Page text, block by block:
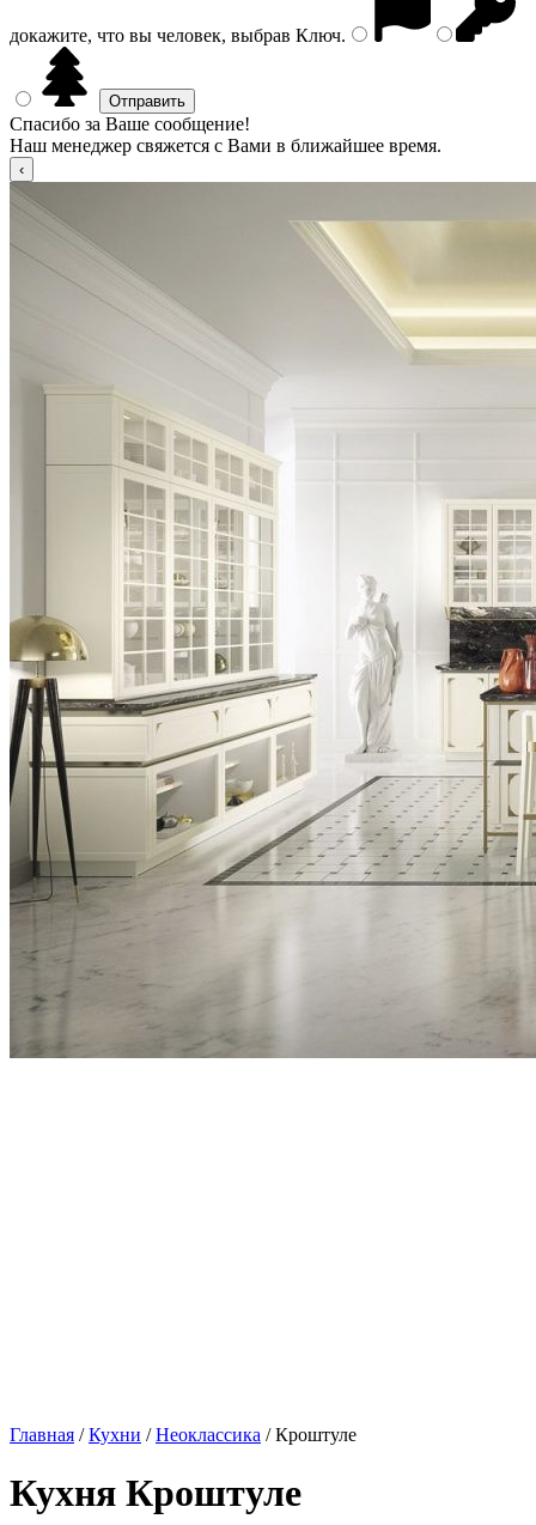
докажите, что вы человек, выбрав Ключ.
Спасибо за Ваше сообщение!
Наш менеджер свяжется с Вами в ближайшее время.
Главная /Кухни /Неоклассика / Кроштуле
Кухня Кроштуле